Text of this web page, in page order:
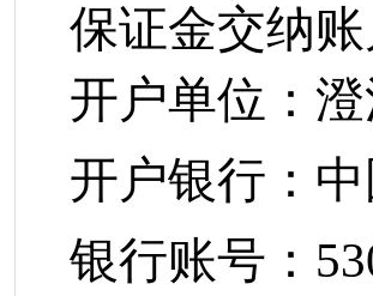
保证金交纳账
开户单位：
开户银行：
银行账号：